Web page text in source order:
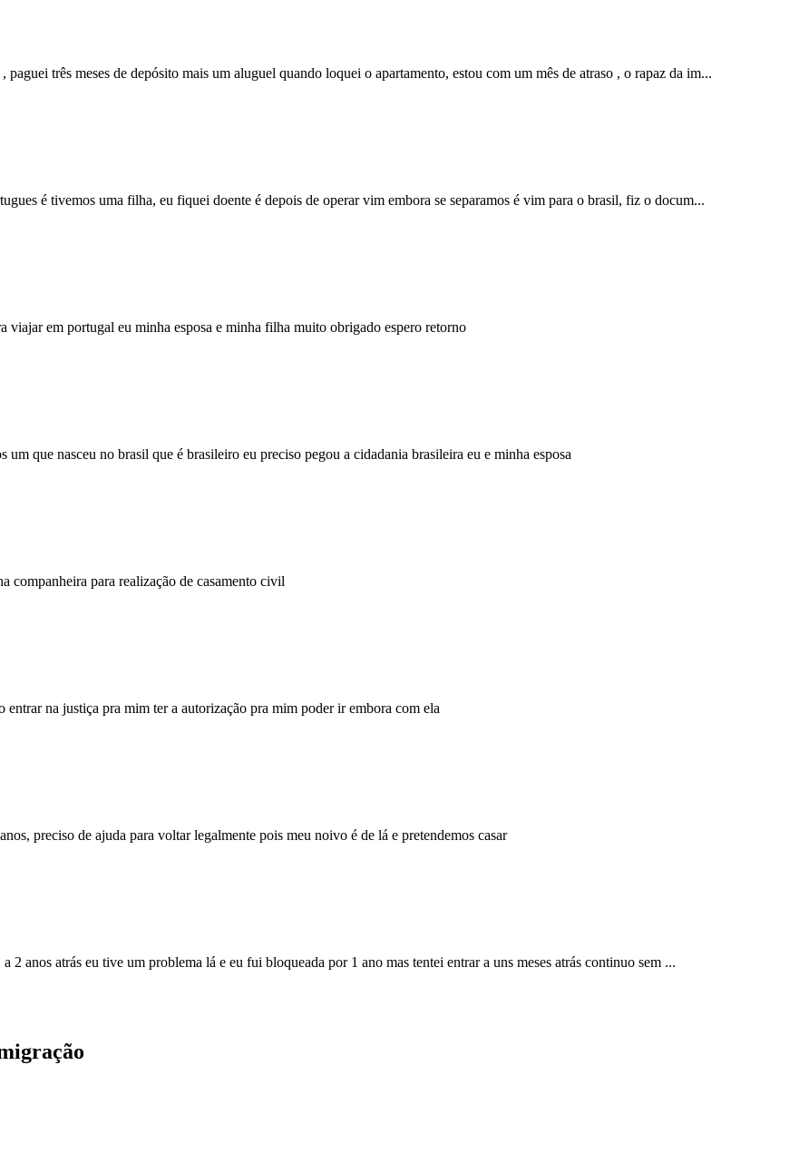
três meses de depósito mais um aluguel quando loquei o apartamento, estou com um mês de atraso , o rapaz da im...
é tivemos uma filha, eu fiquei doente é depois de operar vim embora se separamos é vim para o brasil, fiz o docum...
em portugal eu minha esposa e minha filha muito obrigado espero retorno
que nasceu no brasil que é brasileiro eu preciso pegou a cidadania brasileira eu e minha esposa
companheira para realização de casamento civil
na justiça pra mim ter a autorização pra mim poder ir embora com ela
preciso de ajuda para voltar legalmente pois meu noivo é de lá e pretendemos casar
2 anos atrás eu tive um problema lá e eu fui bloqueada por 1 ano mas tentei entrar a uns meses atrás continuo sem ...